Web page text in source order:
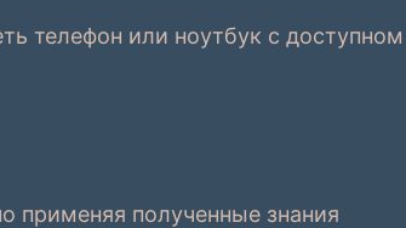
телефон или ноутбук с доступном
применяя полученные знания